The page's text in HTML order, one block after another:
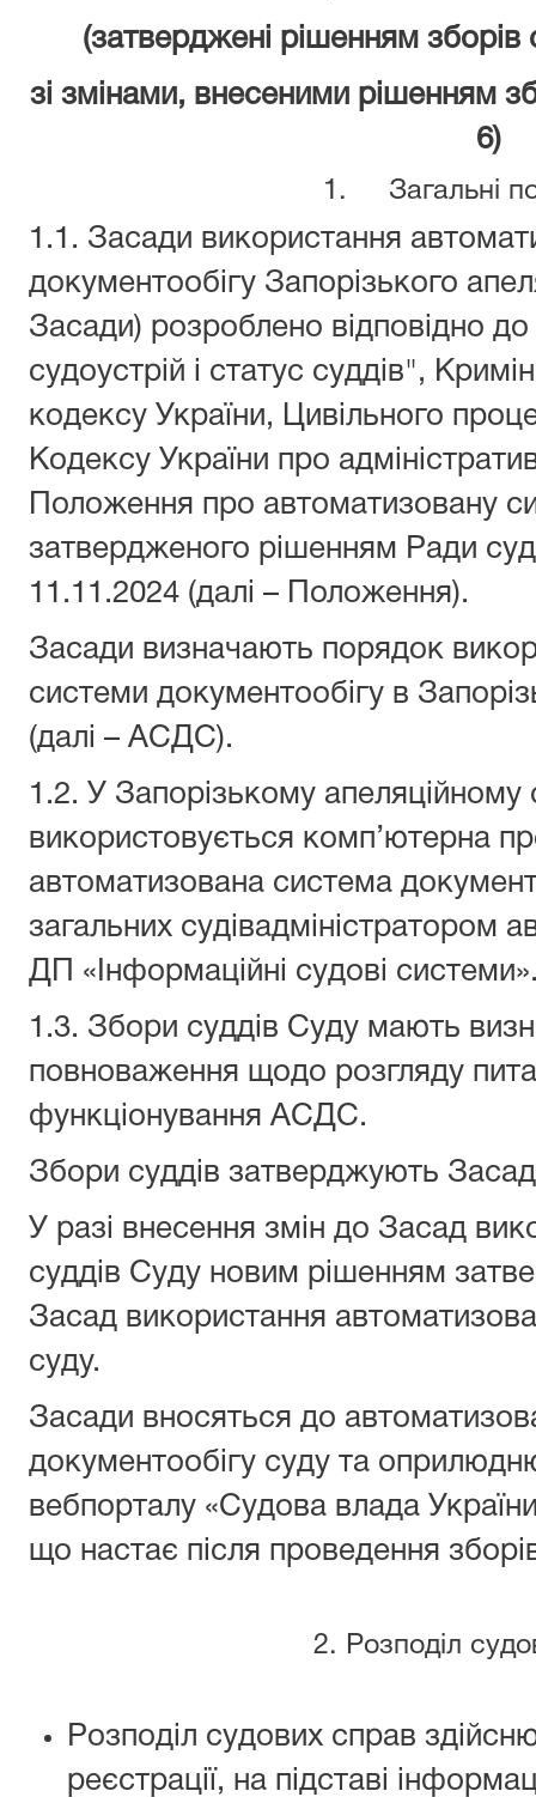
(затверджені рішенням
зі змінами, внесеними рішенням
6)
1. Загальні
1.1. Засади використання
документообігу Запорізького
Засади) розроблено відповідно
судоустрій і статус суддів",
кодексу України, Цивільного
Кодексу України про
Положення про автоматизовану
затвердженого рішенням Ради
11.11.2024 (далі – Положення).
Засади визначають порядок
системи документообігу в
(далі – АСДС).
1.2. У Запорізькому апеляційному
використовується комп’ютерна
автоматизована система
загальних судівадміністратором
ДП «Інформаційні судові
1.3. Збори суддів Суду мають
повноваження щодо розгляду
функціонування АСДС.
Збори суддів затверджують
У разі внесення змін до Засад
суддів Суду новим рішенням
Засад використання
суду.
Засади вносяться до
документообігу суду та
вебпорталу «Судова влада
що настає після проведення
2. Розподіл
Розподіл судових справ
реєстрації, на підставі